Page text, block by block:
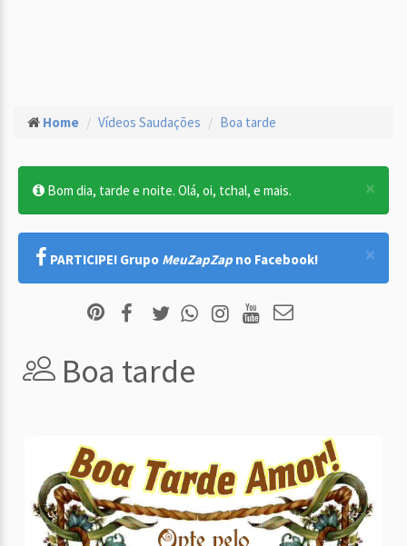
Home Vídeos Saudações Boa tarde
×
Bom dia, tarde e noite. Olá, oi, tchal, e mais.
×
PARTICIPE! Grupo MeuZapZap no Facebook!
Boa tarde